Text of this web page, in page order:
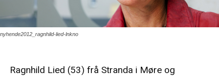
nyhende2012_ragnhild-lied-lnkno
Ragnhild Lied (53) frå Stranda i Møre og